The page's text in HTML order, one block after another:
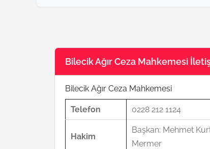
Bilecik Ağır Ceza Mahkemesi
Bilecik Ağır Ceza Mahkemesi
Telefon 0228 212 1124
Hakim
Başkan: Mehmet
Mermer